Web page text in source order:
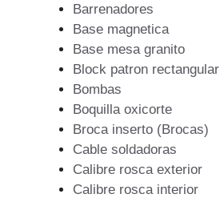
Barrenadores
Base magnetica
Base mesa granito
Block patron rectangular
Bombas
Boquilla oxicorte
Broca inserto (Brocas)
Cable soldadoras
Calibre rosca exterior
Calibre rosca interior